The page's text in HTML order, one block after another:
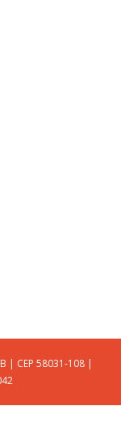
| CEP 58031-108 |